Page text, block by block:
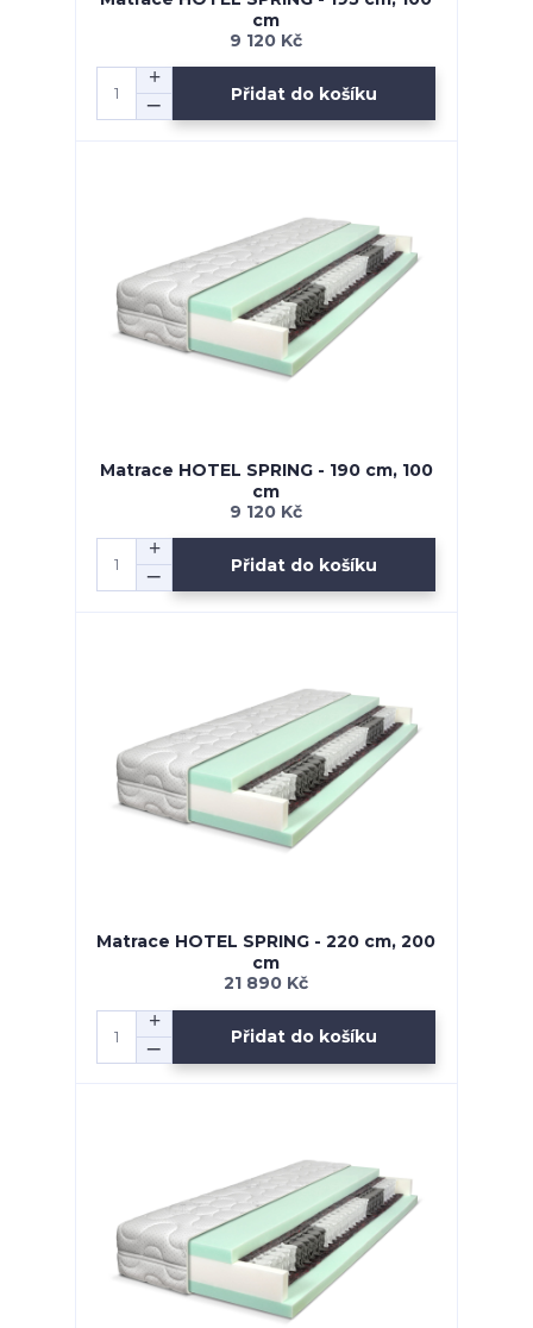
cm
9 120 Kč
Přidat do košíku
Matrace HOTEL SPRING - 190 cm, 100
cm
9 120 Kč
Přidat do košíku
Matrace HOTEL SPRING - 220 cm, 200
cm
21 890 Kč
Přidat do košíku